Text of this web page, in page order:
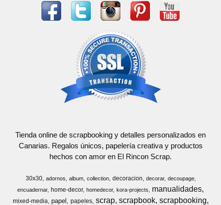
Tienda online de scrapbooking y detalles personalizados en
Canarias. Regalos únicos, papelería creativa y productos
hechos con amor en El Rincon Scrap.
30x30 adornos album collection decoracion decorar
decoupage
encuadernar
home-decor homedecor kora-projects manualidades
mixed-media papel papeles scrap scrapbook scrapbooking